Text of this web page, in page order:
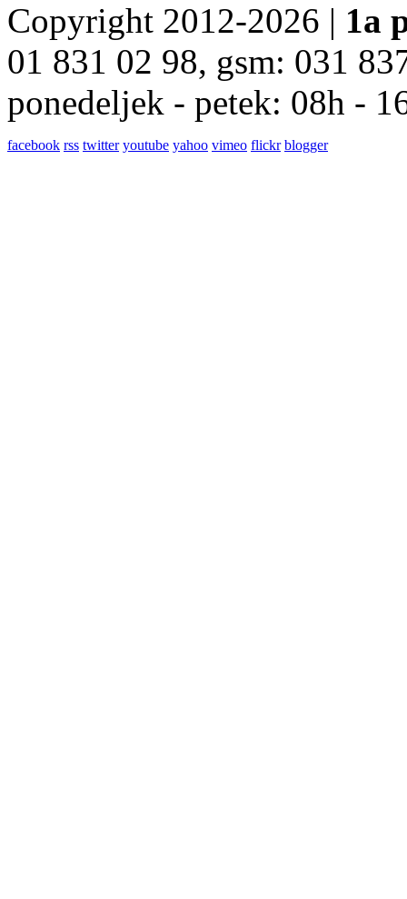
Copyright 2012-2026 | 1a
01 831 02 98, gsm: 031
ponedeljek - petek: 08h -
facebook rss twitter youtube yahoo vimeo flickr blogger